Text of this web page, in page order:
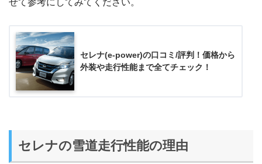
セレナ(e-power)の口コミ/評判！価格から
外装や走行性能まで全てチェック！
セレナの雪道走行性能の理由